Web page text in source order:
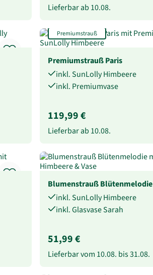
Lieferbar ab 10.08.
Premiumstrauß
Premiumstrauß Paris
inkl. SunLolly Himbeere
inkl. Premiumvase
119,99 €
Lieferbar ab 10.08.
Blumenstrauß Blütenmelodie
inkl. SunLolly Himbeere
inkl. Glasvase Sarah
51,99 €
Lieferbar vom 10.08. bis31.08.